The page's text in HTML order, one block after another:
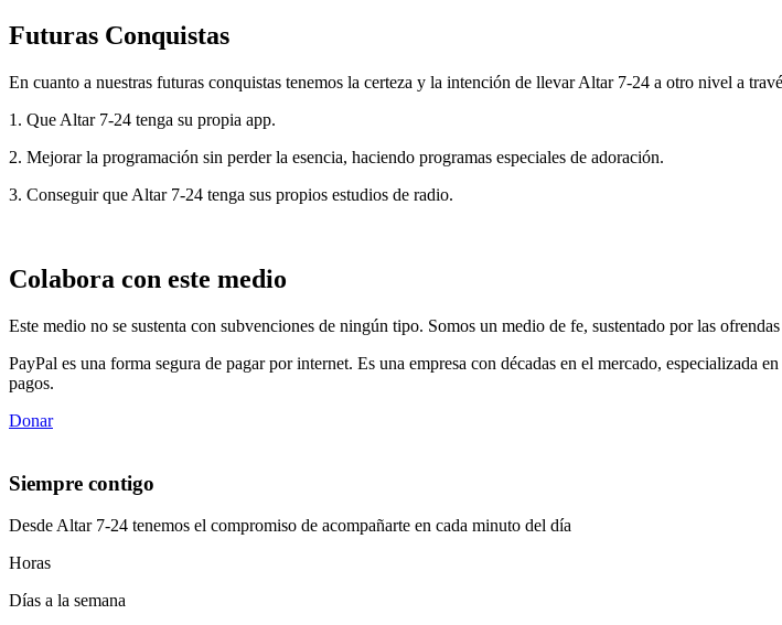
Futuras Conquistas
En cuanto a nuestras futuras conquistas tenemos la certeza y la intención de llevar Altar 7-24 a otro nivel a
1. Que Altar 7-24 tenga su propia app.
2. Mejorar la programación sin perder la esencia, haciendo programas especiales de adoración.
3. Conseguir que Altar 7-24 tenga sus propios estudios de radio.
Colabora con este medio
Este medio no se sustenta con subvenciones de ningún tipo. Somos un medio de fe, sustentado por las
PayPal es una forma segura de pagar por internet. Es una empresa con décadas en el mercado, especializada
pagos.
Donar
Siempre contigo
Desde Altar 7-24 tenemos el compromiso de acompañarte en cada minuto del día
Horas
Días a la semana